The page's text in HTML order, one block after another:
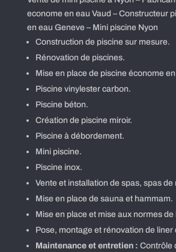
econome en eau Vaud – Constructeur
en eau Geneve – Mini piscine Nyon
Construction de piscine sur mesure.
Rénovation de piscines.
Mise en place de piscine économe
Piscine vinylester carbon.
Piscine béton.
Création de piscine miroir.
Piscine à débordement.
Mini piscine.
Piscine inox.
Vente et installation de spas, spas de
Mise en place de sauna et hammam.
Mise en place et mise aux normes
Pose, montage et rénovation de liner
Maintenance et entretien : Contrôle